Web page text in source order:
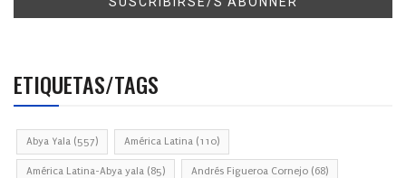
ETIQUETAS/TAGS
Abya Yala (557) América Latina (110)
América Latina-Abya yala (85) Andrés Figueroa Cornejo (68)